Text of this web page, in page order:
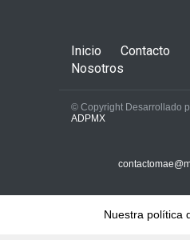
Inicio
Contacto
Nosotros
© Copyright Desarrollado
ADPMX
Nuestra política